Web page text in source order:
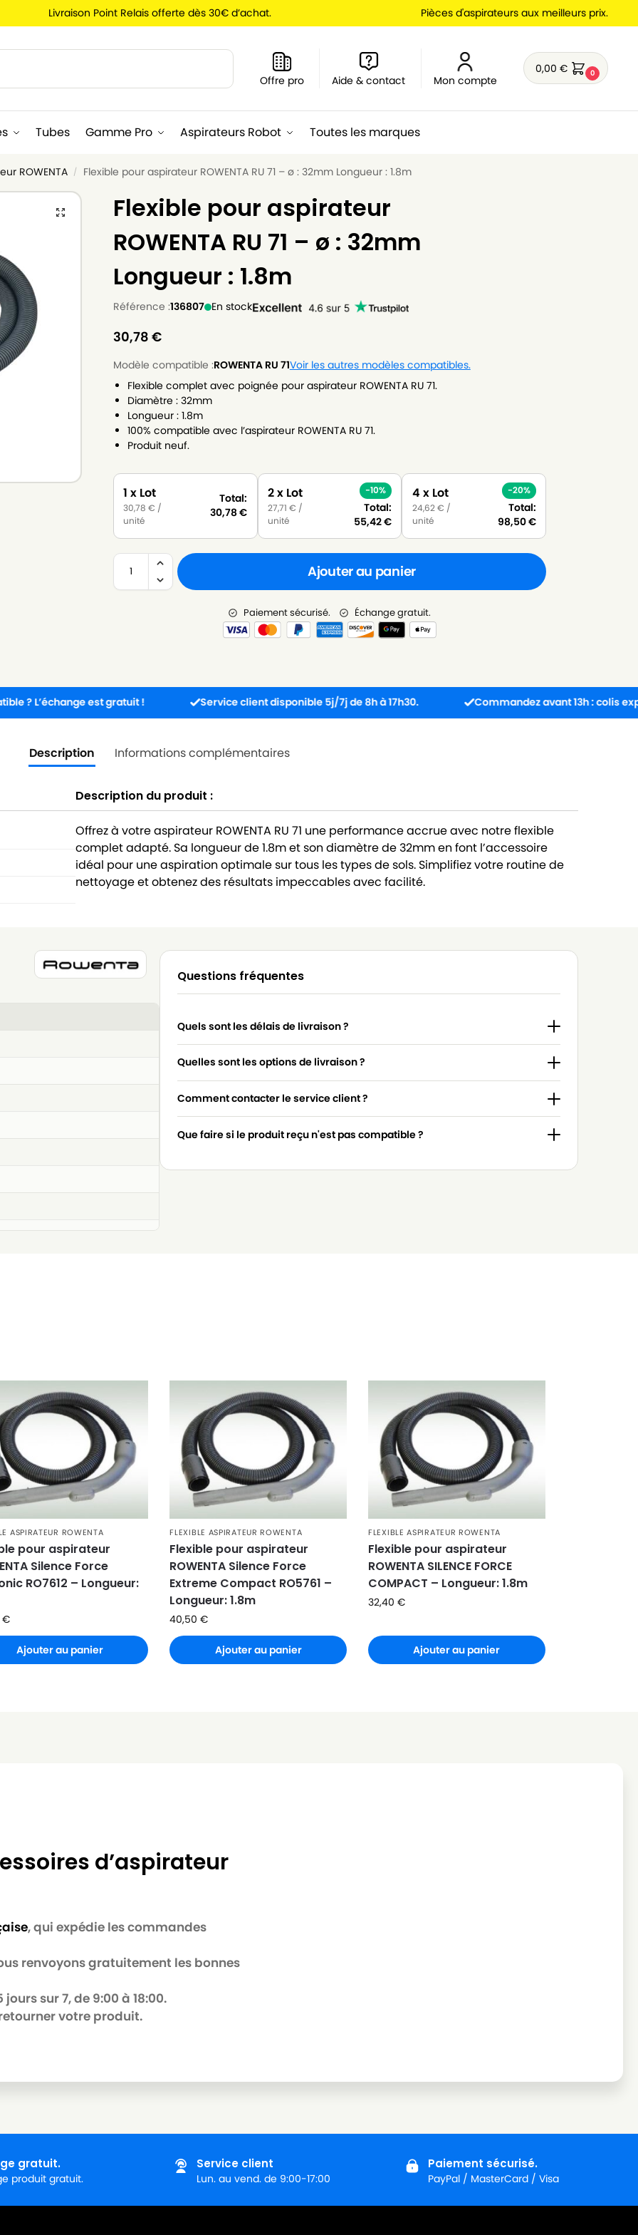
Livraison Point Relais offerte dès 30€ d’achat. Pièces d'aspirateurs aux meilleurs prix.
Offre pro Aide & contact Mon compte
0,00€ 0
Tubes Gamme Pro Aspirateurs Robot Toutes les marques
ROWENTA / Flexible pour aspirateur ROWENTA RU 71 – ø : 32mm Longueur : 1.8m
Flexible pour aspirateur
ROWENTA RU 71 – ø : 32mm
Longueur : 1.8m
Référence :136807 En stock
30,78 €
Modèle compatible :ROWENTA RU 71Voir les autres modèles compatibles.
Flexible complet avec poignée pour aspirateur ROWENTA RU 71.
Diamètre : 32mm
Longueur : 1.8m
100% compatible avec l’aspirateur ROWENTA RU 71.
Produit neuf.
1 x Lot
30,78€ /
unité
Total:
30,78€
2 x Lot
27,71€ /
unité
-10%
Total:
55,42€
4 x Lot
24,62€ /
unité
-20%
Total:
98,50€
Ajouter au panier
Paiement sécurisé. Échange gratuit.
est gratuit ! Service client disponible 5j/7j de 8h à 17h30. Commandez avant 13h : colis expédié le
Description Informations complémentaires
Description du produit :
Offrez à votre aspirateur ROWENTA RU 71 une performance accrue avec notre flexible
complet adapté. Sa longueur de 1.8m et son diamètre de 32mm en font l’accessoire
idéal pour une aspiration optimale sur tous les types de sols. Simplifiez votre routine de
nettoyage et obtenez des résultats impeccables avec facilité.
Questions fréquentes
Quels sont les délais de livraison ?
Quelles sont les options de livraison ?
Comment contacter le service client ?
Que faire si le produit reçu n'est pas compatible ?
ASPIRATEUR ROWENTA
pour aspirateur
Silence Force
RO7612 – Longueur:
€
Ajouter au panier
FLEXIBLE ASPIRATEUR ROWENTA
Flexible pour aspirateur
ROWENTA Silence Force
Extreme Compact RO5761 –
Longueur: 1.8m
40,50€
Ajouter au panier
FLEXIBLE ASPIRATEUR ROWENTA
Flexible pour aspirateur
ROWENTA SILENCE FORCE
COMPACT – Longueur: 1.8m
32,40€
Ajouter au panier
d’aspirateur
, qui expédie les commandes
renvoyons gratuitement les bonnes
sur 7, de 9:00 à 18:00.
votre produit.
gratuit.
produit gratuit.
Service client
Lun. au vend. de 9:00-17:00
Paiement sécurisé.
PayPal / MasterCard / Visa